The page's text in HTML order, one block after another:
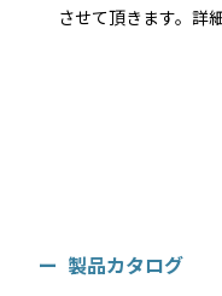
させて頂きます。詳
製品カタログ